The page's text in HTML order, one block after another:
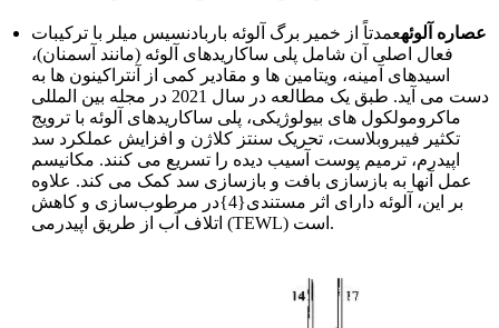
عصاره آلوئهعمدتاً از خمیر برگ آلوئه باربادنسیس میلر با ترکیبات
فعال اصلی آن شامل پلی ساکاریدهای آلوئه (مانند آسمنان)،
اسیدهای آمینه، ویتامین ها و مقادیر کمی از آنتراکینون ها به
دست می آید. طبق یک مطالعه در سال 2021 در مجله بین المللی
ماکرومولکول های بیولوژیکی، پلی ساکاریدهای آلوئه با ترویج
تکثیر فیبروبلاست، تحریک سنتز کلاژن و افزایش عملکرد سد
اپیدرم، ترمیم پوست آسیب دیده را تسریع می کنند. مکانیسم
عمل آنها به بازسازی بافت و بازسازی سد کمک می کند. علاوه
بر این، آلوئه دارای اثر مستندی{4}در مرطوب‌سازی و کاهش
اتلاف آب از طریق اپیدرمی (TEWL) است.